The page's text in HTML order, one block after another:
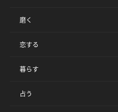
磨く
恋する
暮らす
占う